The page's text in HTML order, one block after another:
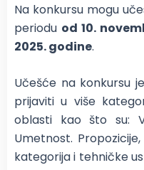
Na konkursu mogu
periodu od 10.
2025. godine.
Učešće na konkursu
prijaviti u više
oblasti kao što su:
Umetnost.
kategorija i tehničke